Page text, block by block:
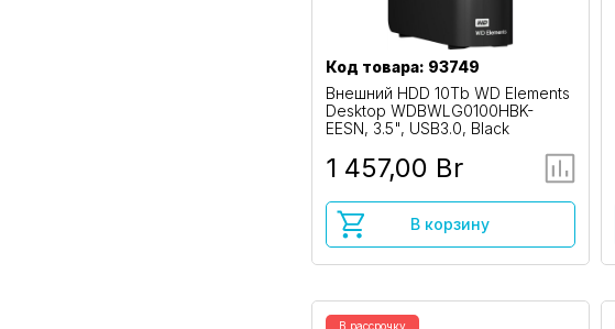
Код товара: 93749
Внешний HDD 10Tb WD Elements
Desktop WDBWLG0100HBK-
EESN, 3.5", USB3.0, Black
1 457,00 Br
В корзину
В рассрочку